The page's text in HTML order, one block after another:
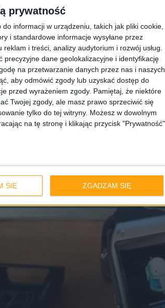
prywatność
informacji w urządzeniu, takich jak pliki cookie,
i standardowe informacje wysyłane przez
i treści, analizy audytorium i rozwój usług.
dane geolokalizacyjne i identyfikację
na przetwarzanie danych przez nas i naszych
aby odmówić zgody lub uzyskać dostęp do
przed wyrażeniem zgody. Pamiętaj, że niektóre
Twojej zgody, ale masz prawo sprzeciwić się
tylko do tej witryny. Możesz w dowolnym
na tę stronę i klikając przycisk "Prywatność"
SIĘ ZGADZAM SIĘ
Samsung sprzedał
kwartale 2014